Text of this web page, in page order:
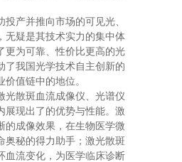
产并推向市场的可见光、
无疑是其技术实力的集中体
更为可靠、性价比更高的光
了我国光学技术自主创新的
值链中的地位。
光散斑血流成像仪、光谱仪
展现出了的优势与性能。激
的成像效果，在生物医学微
奥秘的得力助手；激光散斑
血流变化，为医学临床诊断